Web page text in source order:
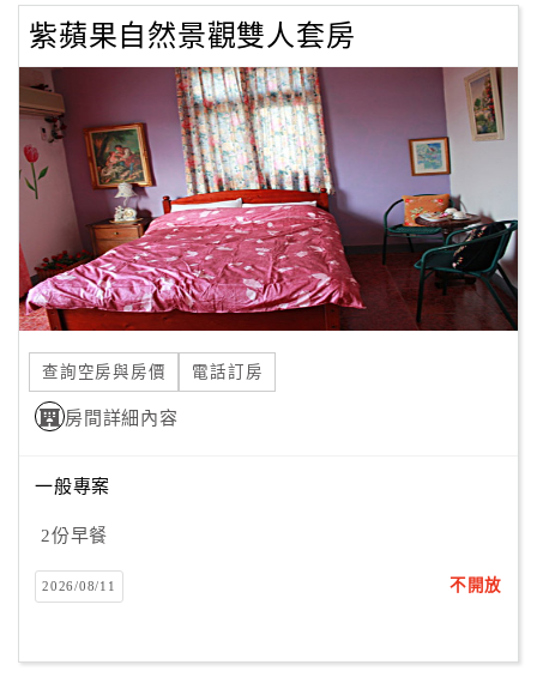
商
合
作
旅
伴
商
品
宣
傳
紫蘋果自然景觀雙人套房
查詢空房與房價 電話訂房
房間詳細內容
一般專案
2份早餐
2026/08/11 不開放